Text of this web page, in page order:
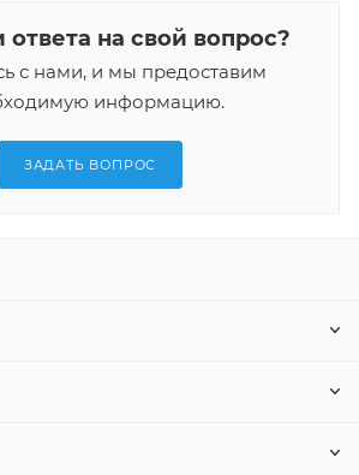
на свой вопрос?
с нами, и мы предоставим
информацию.
ЗАДАТЬ ВОПРОС